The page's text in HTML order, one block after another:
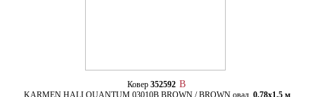
Ковер 352592
KARMEN HALI QUANTUM 03010B BROWN / BROWN овал, 0.78х1.5 м